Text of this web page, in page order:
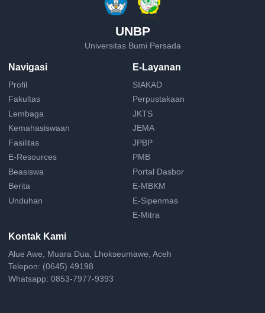
UNBP
Universitas Bumi Persada
Navigasi
Profil
Fakultas
Lembaga
Kemahasiswaan
Fasilitas
E-Resources
Beasiswa
Berita
Unduhan
E-Layanan
SIAKAD
Perpustakaan
JKTS
JEMA
JPBP
PMB
Portal Dasbor
E-MBKM
E-Sipenmas
E-Mitra
Kontak Kami
Alue Awe, Muara Dua, Lhokseumawe, Aceh
Telepon: (0645) 49198
Whatsapp: 0853-7977-9393